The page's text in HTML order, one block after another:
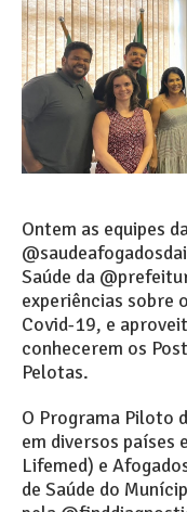
Ontem as equipes
Saúde da
experiências sobre
Covid-19, e
conhecerem os
Pelotas.
O Programa Piloto
em diversos países
Lifemed) e
de Saúde do